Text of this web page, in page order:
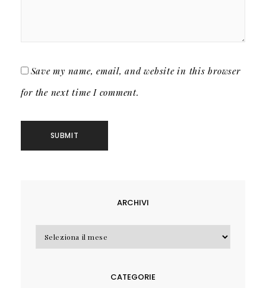
Save my name, email, and website in this browser
for the next time I comment.
ARCHIVI
Archivi
CATEGORIE